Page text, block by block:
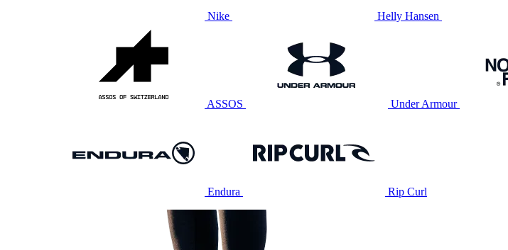
Nike Helly Hansen
ASSOS Under Armour
Endura Rip Curl